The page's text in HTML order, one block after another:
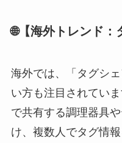
🌐【海外トレンド：
海外では、「タグシ
い方も注目されてい
で共有する調理器具
け、複数人でタグ情